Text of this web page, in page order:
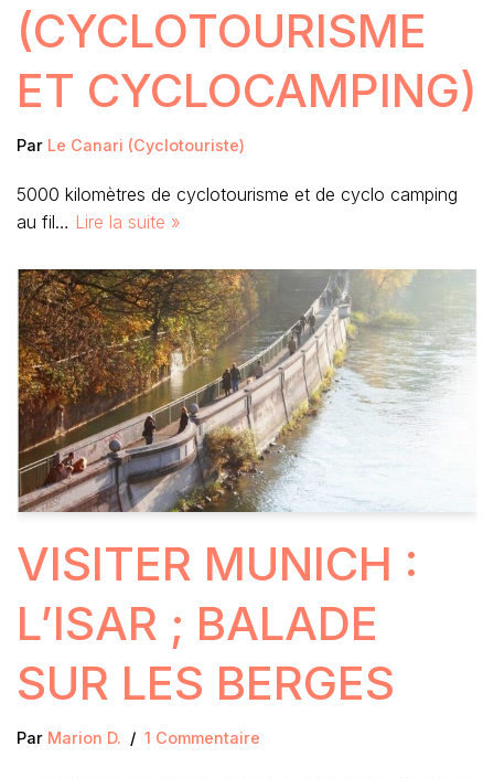
(CYCLOTOURISME
ET CYCLOCAMPING)
Par Le Canari (cyclotouriste)
5000 kilomètres de cyclotourisme et de cyclo camping
au fil… Lire la suite »
VISITER MUNICH :
L’ISAR ; BALADE
SUR LES BERGES
Par Marion D. 1 Commentaire